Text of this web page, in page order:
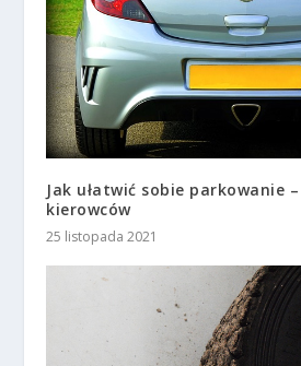
Jak ułatwić sobie parkowanie
kierowców
25 listopada 2021